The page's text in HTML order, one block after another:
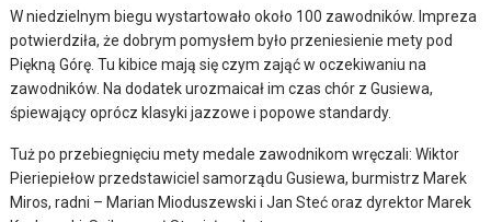
W niedzielnym biegu wystartowało około 100 zawodników. Impreza
potwierdziła, że dobrym pomysłem było przeniesienie mety pod
Piękną Górę. Tu kibice mają się czym zająć w oczekiwaniu na
zawodników. Na dodatek urozmaicał im czas chór z Gusiewa,
śpiewający oprócz klasyki jazzowe i popowe standardy.
Tuż po przebiegnięciu mety medale zawodnikom wręczali: Wiktor
Pieriepiełow przedstawiciel samorządu Gusiewa, burmistrz Marek
Miros, radni – Marian Mioduszewski i Jan Steć oraz dyrektor Marek